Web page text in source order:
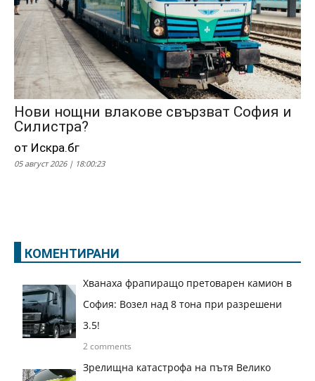
Нови нощни влакове свързват София и
Силистра?
от Искра.бг
05 август 2026 | 18:00:23
КОМЕНТИРАНИ
Хванаха фрапиращо претоварен камион в
София: Возел над 8 тона при разрешени
3.5!
2 comments
Зрелищна катастрофа на пътя Велико